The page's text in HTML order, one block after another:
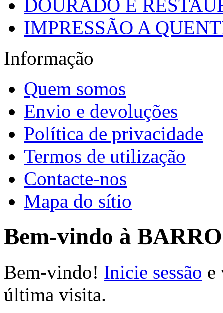
DOURADO E
IMPRESSÃO A
Informação
Quem somos
Envio e devoluções
Política de privacidade
Termos de utilização
Contacte-nos
Mapa do sítio
Bem-vindo à
Bem-vindo! Inicie sessão e
última visita.